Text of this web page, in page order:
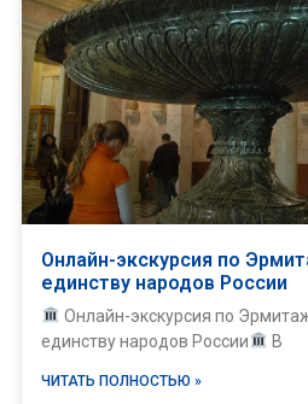
Онлайн-экскурсия по
единству народов России
Онлайн-экскурсия по
единству народов России
В
ЧИТАТЬ ПОЛНОСТЬЮ »